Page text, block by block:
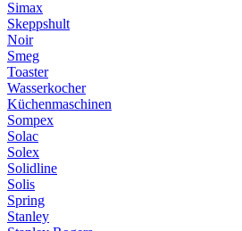
Simax
Skeppshult
Noir
Smeg
Toaster
Wasserkocher
Küchenmaschinen
Sompex
Solac
Solex
Solidline
Solis
Spring
Stanley